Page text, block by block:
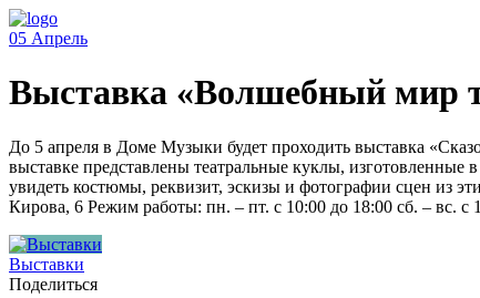
05 Апрель
Выставка «Волшебный мир
До 5 апреля в Доме Музыки будет проходить выставка
выставке представлены театральные куклы, изготовленные
увидеть костюмы, реквизит, эскизы и фотографии сцен из
Кирова, 6 Режим работы: пн. – пт. с 10:00 до 18:00 сб. – вс. с
Выставки
Поделиться